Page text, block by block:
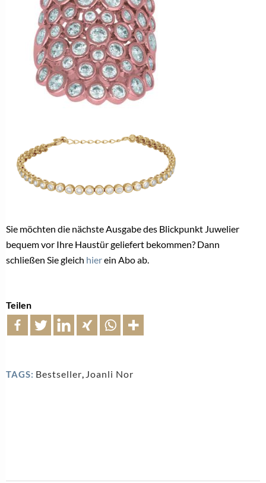
Sie möchten die nächste Ausgabe des Blickpunkt Juwelier
bequem vor Ihre Haustür geliefert bekommen? Dann
schließen Sie gleich hierein Abo ab.
Teilen
TAGS: Bestseller, Joanli Nor